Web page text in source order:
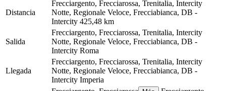
Distancia
Frecciargento, Frecciarossa, Trenitalia, Intercity
Notte, Regionale Veloce, Frecciabianca, DB -
Intercity 425,48 km
Salida
Frecciargento, Frecciarossa, Trenitalia, Intercity
Notte, Regionale Veloce, Frecciabianca, DB -
Intercity Roma
Llegada
Frecciargento, Frecciarossa, Trenitalia, Intercity
Notte, Regionale Veloce, Frecciabianca, DB -
Intercity Imperia